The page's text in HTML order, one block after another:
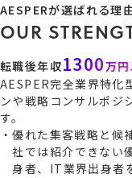
AESPERが選ばれる理
OUR STRENG
転職後年収1300万円
AESPER完全業界特化
ンや戦略コンサルポジ
す。
優れた集客戦略と候
社では紹介できない
身者、IT業界出身者